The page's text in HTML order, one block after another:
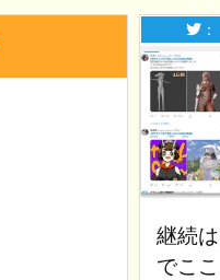
：
継続
でこ